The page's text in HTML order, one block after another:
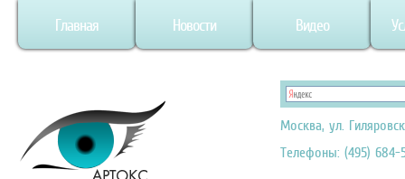
Главная Новости Видео
Москва, ул.
Телефоны: (495) 684-